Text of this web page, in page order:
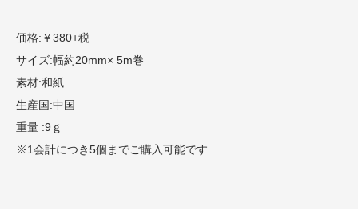
価格:￥380+税
サイズ:幅約20mm× 5m巻
素材:和紙
生産国:中国
重量 :9ｇ
※1会計につき5個までご購入可能です